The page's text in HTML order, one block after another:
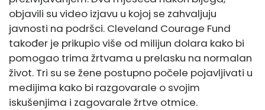
objavili su video izjavu u kojoj se zahvaljuju
javnosti na podršci. Cleveland Courage Fund
također je prikupio više od milijun dolara kako bi
pomogao trima žrtvama u prelasku na normalan
život. Tri su se žene postupno počele pojavljivati ​​u
medijima kako bi razgovarale o svojim
iskušenjima i zagovarale žrtve otmice.